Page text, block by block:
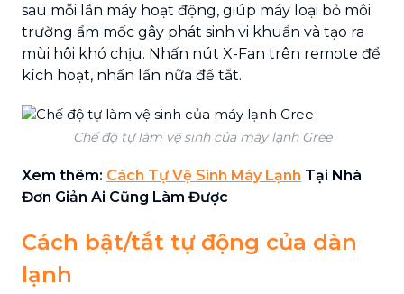
sau mỗi lần máy hoạt động, giúp máy loại bỏ môi
trường ẩm mốc gây phát sinh vi khuẩn và tạo ra
mùi hôi khó chịu. Nhấn nút X-Fan trên remote để
kích hoạt, nhấn lần nữa để tắt.
Chế độ tự làm vệ sinh của máy lạnh Gree
Xem thêm: Cách Tự Vệ Sinh Máy Lạnh Tại Nhà
Đơn Giản Ai Cũng Làm Được
Cách bật/tắt tự động của dàn
lạnh